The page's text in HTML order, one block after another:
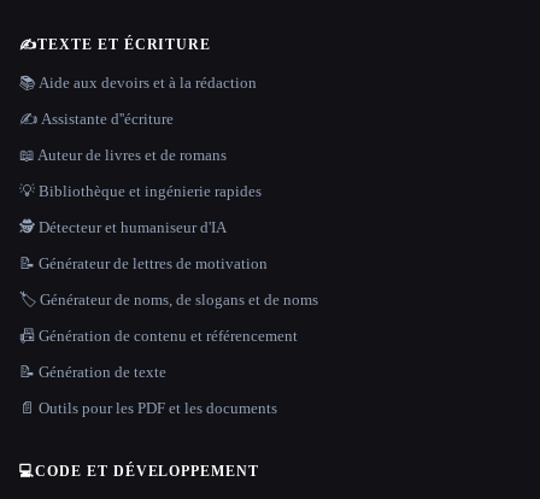
✍️TEXTE ET ÉCRITURE
📚 Aide aux devoirs et à la rédaction
✍️ Assistante d''écriture
📖 Auteur de livres et de romans
💡 Bibliothèque et ingénierie rapides
🕵️ Détecteur et humaniseur d'IA
📝 Générateur de lettres de motivation
🏷️ Générateur de noms, de slogans et de noms
📠 Génération de contenu et référencement
📝 Génération de texte
📄 Outils pour les PDF et les documents
💻CODE ET DÉVELOPPEMENT